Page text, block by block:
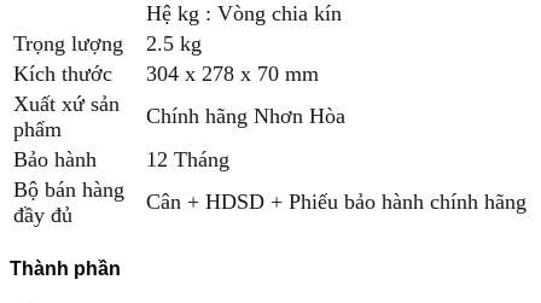
Hệ kg : Vòng chia kín
Trọng lượng
2.5 kg
Kích thước
304 x 278 x 70 mm
Xuất xứ sản
phẩm
Chính hãng Nhơn Hòa
Bảo hành
12 Tháng
Bộ bán hàng
đầy đủ
Cân + HDSD + Phiếu bảo hành chính hãng
Thành phần